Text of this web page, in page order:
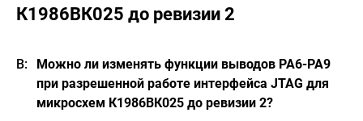
К1986ВК025 до ревизии 2
Можно ли изменять функции выводов PA6-PA9
при разрешенной работе интерфейса JTAG для
микросхем К1986ВК025 до ревизии 2?